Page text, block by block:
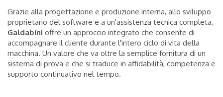
Grazie alla progettazione e produzione interna, allo sviluppo
proprietario del software e a un'assistenza tecnica completa,
Galdabini offre un approccio integrato che consente di
accompagnare il cliente durante l'intero ciclo di vita della
macchina. Un valore che va oltre la semplice fornitura di un
sistema di prova e che si traduce in affidabilità, competenza e
supporto continuativo nel tempo.